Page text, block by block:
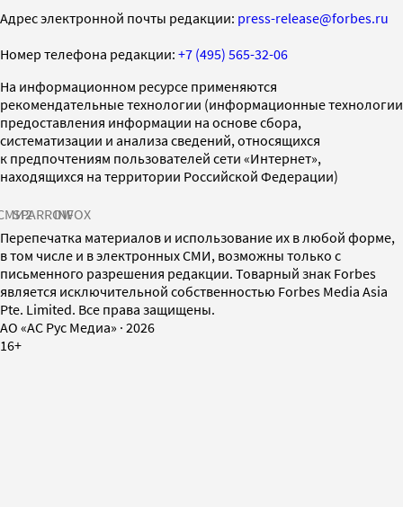
Адрес электронной почты редакции: press-release@forbes.ru
Номер телефона редакции: +7 (495) 565-32-06
На информационном ресурсе применяются
рекомендательные технологии (информационные технологии
предоставления информации на основе сбора,
систематизации и анализа сведений, относящихся
к предпочтениям пользователей сети «Интернет»,
находящихся на территории Российской Федерации)
SPARROWINFOX
Перепечатка материалов и использование их в любой форме,
в том числе и в электронных СМИ, возможны только с
письменного разрешения редакции. Товарный знак Forbes
является исключительной собственностью Forbes Media Asia
Pte. Limited. Все права защищены.
AO «АС Рус Медиа» · 2026
16+